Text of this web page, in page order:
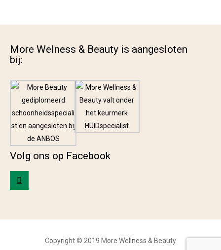
More Welness & Beauty is aangesloten
bij:
Volg ons op Facebook
Copyright © 2019 More Wellness & Beauty